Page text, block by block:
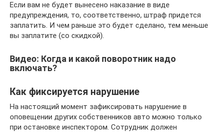
Если вам не будет вынесено наказание в виде
предупреждения, то, соответственно, штраф придется
заплатить. И чем раньше это будет сделано, тем меньше
вы заплатите (со скидкой).
Видео: Когда и какой поворотник надо
включать?
Как фиксируется нарушение
На настоящий момент зафиксировать нарушение в
оповещении других собственников авто можно только
при остановке инспектором. Сотрудник должен